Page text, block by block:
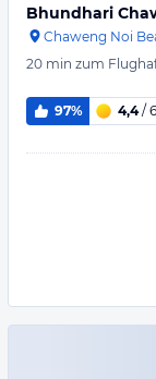
Bhundhari
Chaweng Noi
20 min zum
97% 4,4/ 6